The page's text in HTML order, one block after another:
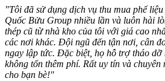
"Tôi đã sử dụng dịch vụ thu mua phế
Quốc Bửu Group nhiều lần và luôn hài
thép cũ từ nhà kho của tôi với giá cao
các nơi khác. Đội ngũ đến tận nơi, cân
ngay lập tức. Đặc biệt, họ hỗ trợ tháo dỡ
không tốn thêm phí. Rất uy tín và
cho bạn bè!"